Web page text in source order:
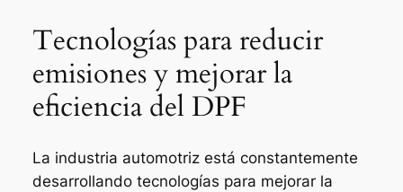
Tecnologías para reducir
emisiones y mejorar la
eficiencia del DPF
La industria automotriz está constantemente
desarrollando tecnologías para mejorar la